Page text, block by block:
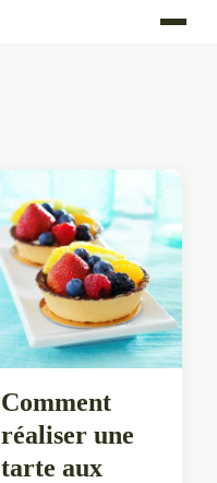
Comment
réaliser une
tarte aux